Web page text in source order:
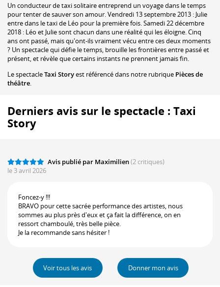
Un conducteur de taxi solitaire entreprend un voyage dans le temps
pour tenter de sauver son amour. Vendredi 13 septembre 2013 : Julie
entre dans le taxi de Léo pour la première fois. Samedi 22 décembre
2018 : Léo et Julie sont chacun dans une réalité qui les éloigne. Cinq
ans ont passé, mais qu'ont-ils vraiment vécu entre ces deux moments
? Un spectacle qui défie le temps, brouille les frontières entre passé et
présent, et révèle que certains instants ne prennent jamais fin.
Le spectacleTaxi Storyest référencé dans notre rubrique Pièces de
théâtre.
Derniers avis sur le spectacle : Taxi
Story
Avis publié par Maximilien(2 critiques)
le 3 avril 2026
Foncez-y !!!
BRAVO pour cette sacrée performance des artistes, nous
sommes au plus près d'eux et ça fait la différence, on en
ressort chamboulé, très belle pièce.
Je la recommande sans hésiter !
Voir tous les avis Donner mon avis